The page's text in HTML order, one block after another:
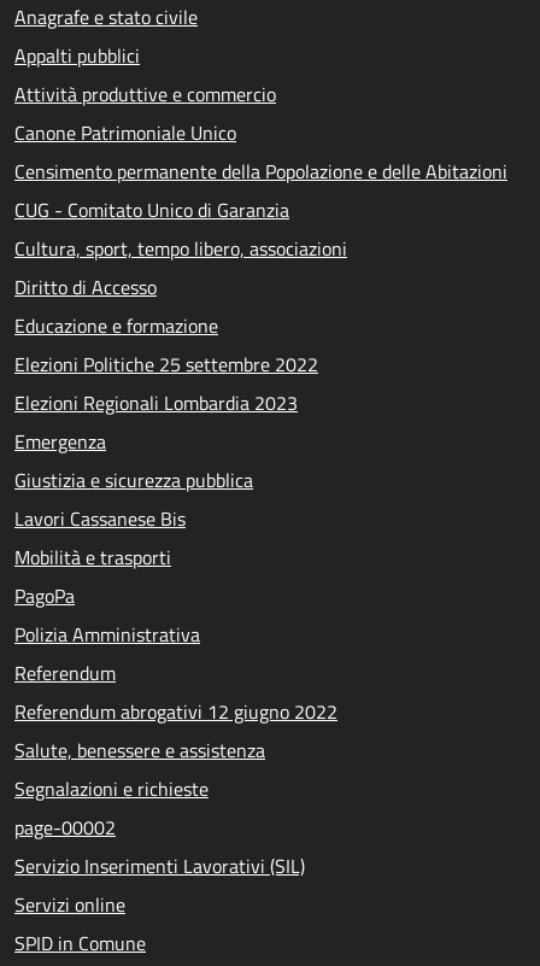
Anagrafe e stato civile
Appalti pubblici
Attività produttive e commercio
Canone Patrimoniale Unico
Censimento permanente della Popolazione e delle Abitazioni
CUG - Comitato Unico di Garanzia
Cultura, sport, tempo libero, associazioni
Diritto di Accesso
Educazione e formazione
Elezioni Politiche 25 settembre 2022
Elezioni Regionali Lombardia 2023
Emergenza
Giustizia e sicurezza pubblica
Lavori Cassanese Bis
Mobilità e trasporti
PagoPa
Polizia Amministrativa
Referendum
Referendum abrogativi 12 giugno 2022
Salute, benessere e assistenza
Segnalazioni e richieste
page-00002
Servizio Inserimenti Lavorativi (SIL)
Servizi online
SPID in Comune